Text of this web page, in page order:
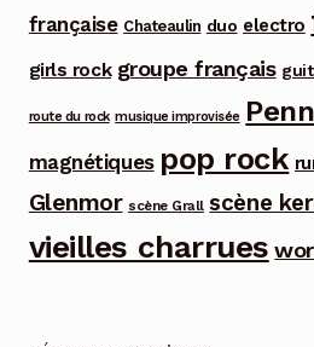
française Chateaulin duo electro
girls rock groupe français
route du rock musique improvisée
magnétiques pop rock
Glenmor scène Grall scène
vieilles charrues